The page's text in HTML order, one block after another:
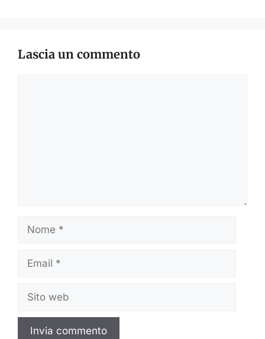
Lascia un commento
Nome
Email
Sito
web